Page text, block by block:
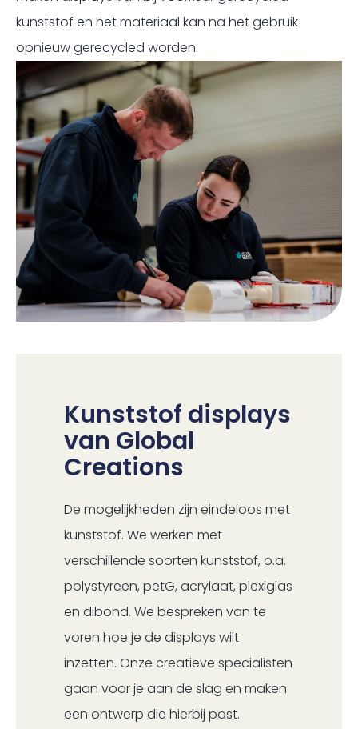
kunststof en het materiaal kan na het gebruik
opnieuw gerecycled worden.
Kunststof displays
van Global
Creations
De mogelijkheden zijn eindeloos met
kunststof. We werken met
verschillende soorten kunststof, o.a.
polystyreen, petG, acrylaat, plexiglas
en dibond. We bespreken van te
voren hoe je de displays wilt
inzetten. Onze creatieve specialisten
gaan voor je aan de slag en maken
een ontwerp die hierbij past.